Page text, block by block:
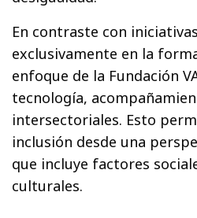
En contraste con
exclusivamente en la
enfoque de la Fundación
tecnología,
intersectoriales. Esto
inclusión desde una
que incluye factores
culturales.